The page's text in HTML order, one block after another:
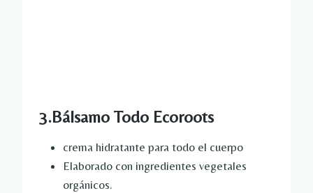
3.Bálsamo Todo Ecoroots
crema hidratante para todo el cuerpo
Elaborado con ingredientes vegetales
orgánicos.